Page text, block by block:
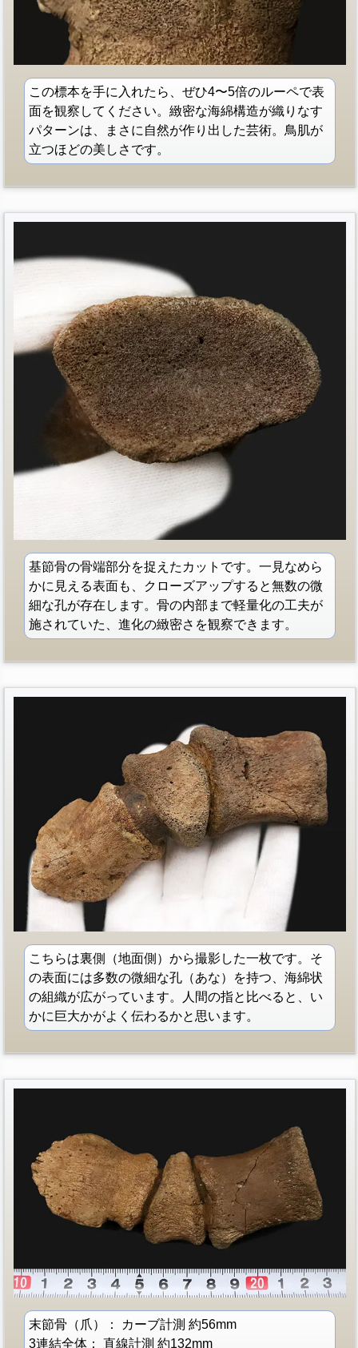
この標本を手に入れたら、ぜひ4〜5倍のルーペで表
面を観察してください。緻密な海綿構造が織りなす
パターンは、まさに自然が作り出した芸術。鳥肌が
立つほどの美しさです。
基節骨の骨端部分を捉えたカットです。一見なめら
かに見える表面も、クローズアップすると無数の微
細な孔が存在します。骨の内部まで軽量化の工夫が
施されていた、進化の緻密さを観察できます。
こちらは裏側（地面側）から撮影した一枚です。そ
の表面には多数の微細な孔（あな）を持つ、海綿状
の組織が広がっています。人間の指と比べると、い
かに巨大かがよく伝わるかと思います。
末節骨（爪）： カーブ計測 約56mm
3連結全体： 直線計測 約132mm